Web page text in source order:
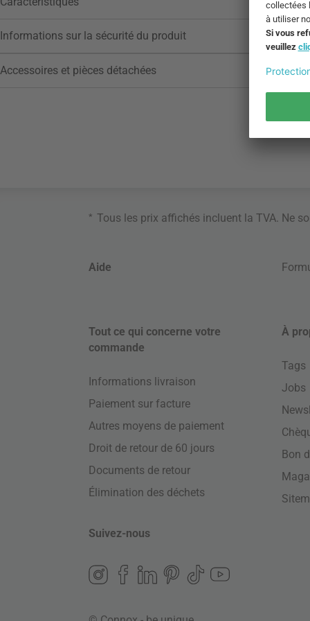
Informations sur la sécurité du produit
Accessoires et pièces détachées
* Tous les prix affichés incluent la TVA. Ne
Aide
Tout ce qui concerne votre
commande
Informations livraison
Paiement sur facture
Autres moyens de paiement
Droit de retour de 60 jours
Documents de retour
Élimination des déchets
À
Tags
Jobs
Bon
Suivez-nous